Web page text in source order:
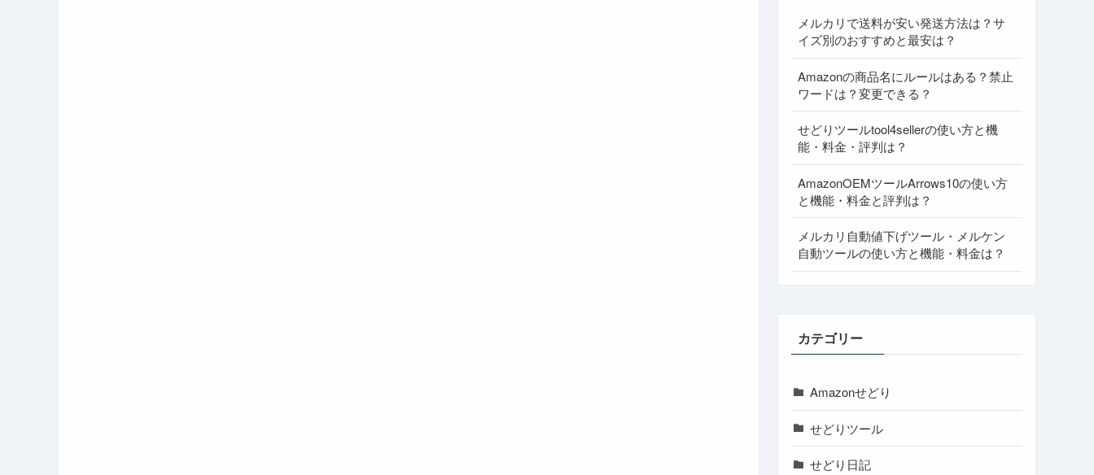
メルカリで送料が安い発送方法は？サ
イズ別のおすすめと最安は？
Amazonの商品名にルールはある？禁止
ワードは？変更できる？
せどりツールtool4sellerの使い方と機
能・料金・評判は？
AmazonOEMツールArrows10の使い方
と機能・料金と評判は？
メルカリ自動値下げツール・メルケン
自動ツールの使い方と機能・料金は？
カテゴリー
Amazonせどり
せどりツール
せどり日記